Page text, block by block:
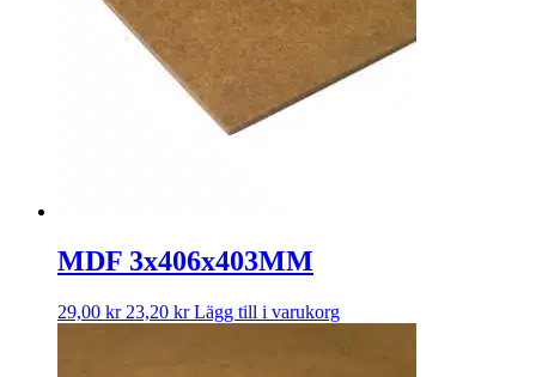
MDF 3x406x403MM
29,00 kr 23,20 kr Lägg till i varukorg